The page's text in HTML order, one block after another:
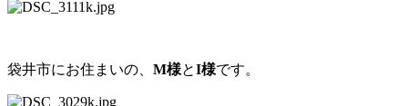
袋井市にお住まいの、 M様とI様です。